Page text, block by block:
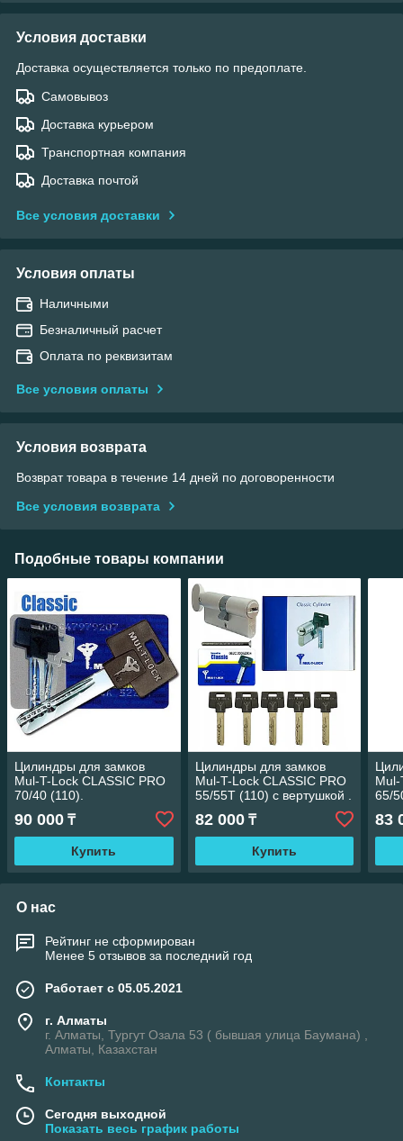
Условия доставки
Доставка осуществляется только по предоплате.
Самовывоз
Доставка курьером
Транспортная компания
Доставка почтой
Все условия доставки
Условия оплаты
Наличными
Безналичный расчет
Оплата по реквизитам
Все условия оплаты
Условия возврата
Возврат товара в течение 14 дней по договоренности
Все условия возврата
Подобные товары компании
Цилиндры для замков
Mul-T-Lock CLASSIC PRO
70/40 (110).
90 000 ₸
Купить
Цилиндры для замков
Mul-T-Lock CLASSIC PRO
55/55Т (110) с вертушкой .
82 000₸
Купить
Mul-
65/
83
О нас
Рейтинг не сформирован
Менее 5 отзывов за последний год
Работает с 05.05.2021
г. Алматы
г. Алматы, Тургут Озала 53 ( бывшая улица Баумана) ,
Алматы, Казахстан
Контакты
Сегодня выходной
Показать весь график работы